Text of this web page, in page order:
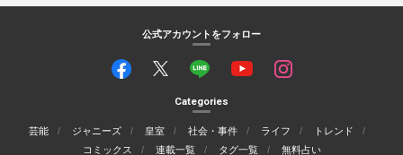
公式アカウントをフォロー
Categories
芸能 ジャニーズ 皇室 社会・事件 ライフ
トレンド
コミックス
連載一覧 タグ一覧 無料占い